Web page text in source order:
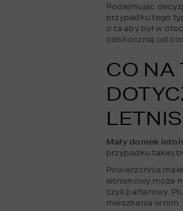
Podejmując
przypadku tego
o ta aby był w
odskocznią od
CO NA
Mały domek
przypadku takiej
Powierzchnia
letniskowy może
czyli parterowy.
mieszkania w nim.